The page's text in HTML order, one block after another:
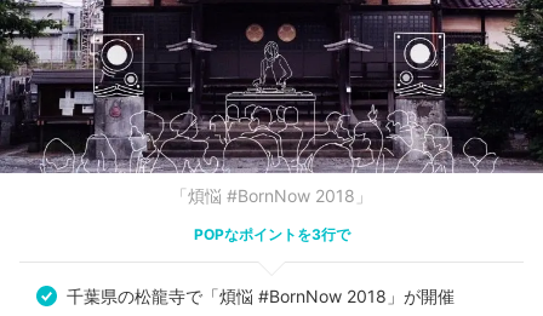
「煩悩 #BornNow 2018」
POPなポイントを3行で
千葉県の松龍寺で「煩悩 #BornNow 2018」が開催